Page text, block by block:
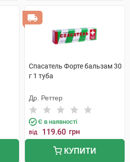
Спасатель Форте бальзам 30
г 1 туба
Др. Реттер
Є в наявності
від 119.60 грн
КУПИТИ